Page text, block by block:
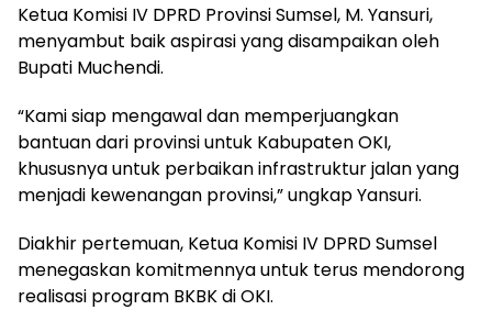
Ketua Komisi IV DPRD Provinsi Sumsel, M. Yansuri,
menyambut baik aspirasi yang disampaikan oleh
Bupati Muchendi.
“Kami siap mengawal dan memperjuangkan
bantuan dari provinsi untuk Kabupaten OKI,
khususnya untuk perbaikan infrastruktur jalan yang
menjadi kewenangan provinsi,” ungkap Yansuri.
Diakhir pertemuan, Ketua Komisi IV DPRD Sumsel
menegaskan komitmennya untuk terus mendorong
realisasi program BKBK di OKI.